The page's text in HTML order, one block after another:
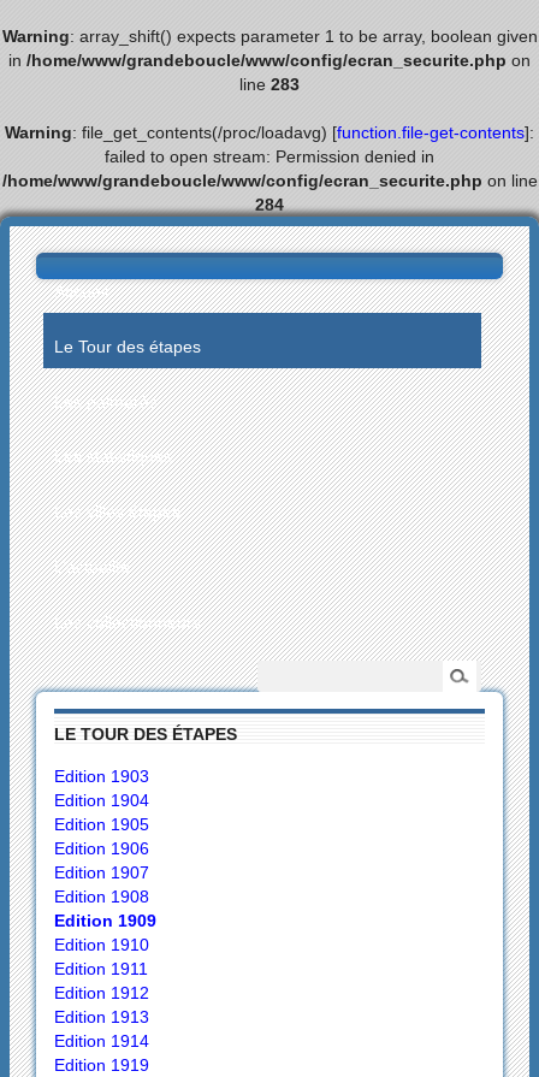
Warning: array_shift() expects parameter 1 to be array, boolean given
in /home/www/grandeboucle/www/config/ecran_securite.php on
line 283
Warning: file_get_contents(/proc/loadavg) [function.file-get-contents]:
failed to open stream: Permission denied in
/home/www/grandeboucle/www/config/ecran_securite.php on line
284
Accueil
Le Tour des étapes
Les palmarès
Les statistiques
Les villes étapes
L’actualité
Les collectionneurs
LE TOUR DES ÉTAPES
Edition 1903
Edition 1904
Edition 1905
Edition 1906
Edition 1907
Edition 1908
Edition 1909
Edition 1910
Edition 1911
Edition 1912
Edition 1913
Edition 1914
Edition 1919